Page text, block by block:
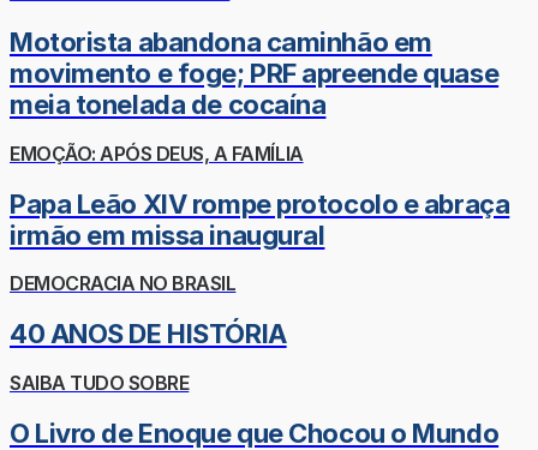
Motorista abandona caminhão em
movimento e foge; PRF apreende quase
meia tonelada de cocaína
EMOÇÃO: APÓS DEUS, A FAMÍLIA
Papa Leão XIV rompe protocolo e abraça
irmão em missa inaugural
DEMOCRACIA NO BRASIL
40 ANOS DE HISTÓRIA
SAIBA TUDO SOBRE
O Livro de Enoque que Chocou o Mundo